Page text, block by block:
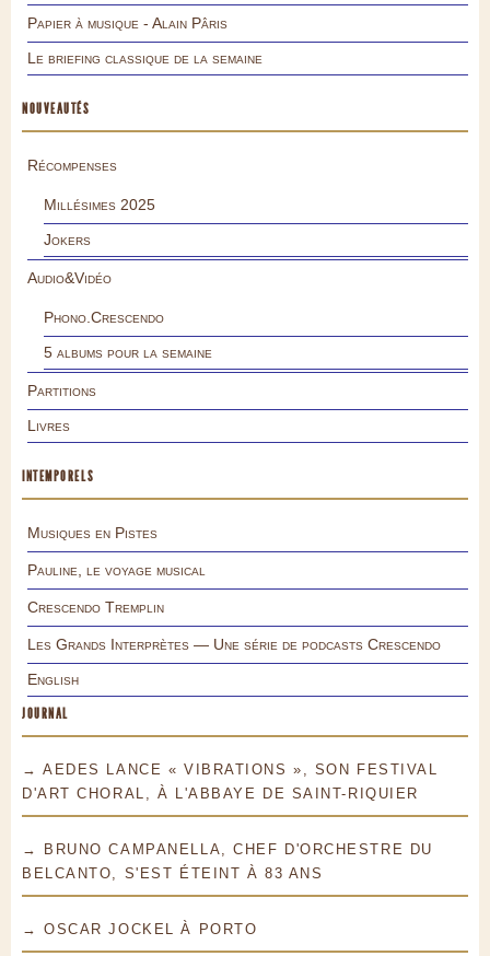
Papier à musique - Alain Pâris
Le briefing classique de la semaine
NOUVEAUTÉS
Récompenses
Millésimes 2025
Jokers
Audio&Vidéo
Phono.Crescendo
5 albums pour la semaine
Partitions
Livres
INTEMPORELS
Musiques en Pistes
Pauline, le voyage musical
Crescendo Tremplin
Les Grands Interprètes — Une série de podcasts Crescendo
English
JOURNAL
→ AEDES LANCE « VIBRATIONS », SON FESTIVAL
D'ART CHORAL, À L'ABBAYE DE SAINT-RIQUIER
→ BRUNO CAMPANELLA, CHEF D'ORCHESTRE DU
BELCANTO, S'EST ÉTEINT À 83 ANS
→ OSCAR JOCKEL À PORTO